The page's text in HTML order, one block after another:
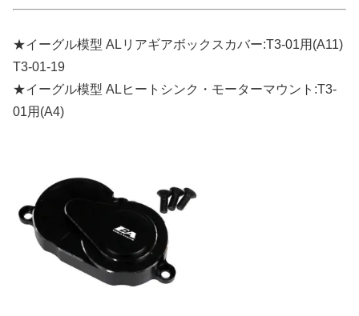
★イーグル模型 ALリアギアボックスカバー:T3-01用(A11)
T3-01-19
★イーグル模型 ALヒートシンク・モーターマウント:T3-
01用(A4)